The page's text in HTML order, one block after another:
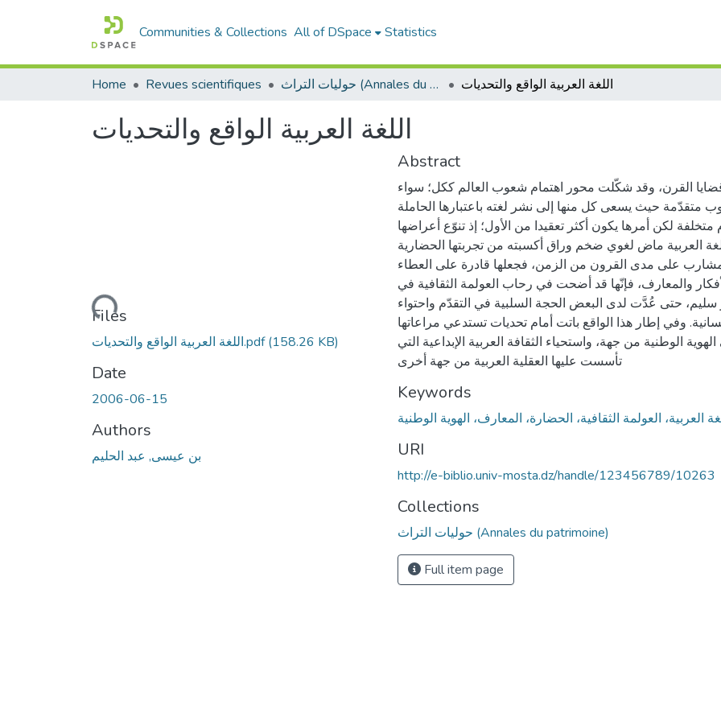
Communities & Collections All of DSpace Statistics
Home Revues scientifiques حوليات التراث (Annales du patrimoine) اللغة العربية الواقع والتحديات
اللغة العربية الواقع والتحديات
Loading...
Files
اللغة العربية الواقع والتحديات.pdf(158.26 KB)
Date
2006-06-15
Authors
بن عيسى, عبد الحليم
Abstract
القرن، وقد شكّلت محور اهتمام شعوب العالم ككل؛ سواء
متقدّمة حيث يسعى كل منها إلى نشر لغته باعتبارها الحاملة
متخلفة لكن أمرها يكون أكثر تعقيدا من الأول؛ إذ تنوّع أعراضها
العربية ماض لغوي ضخم وراق أكسبته من تجربتها الحضارية
على مدى القرون من الزمن، فجعلها قادرة على العطاء
والمعارف، فإنّها قد أضحت في رحاب العولمة الثقافية في
حتى عُدَّت لدى البعض الحجة السلبية في التقدّم واحتواء
وفي إطار هذا الواقع باتت أمام تحديات تستدعي مراعاتها
الوطنية من جهة، واستحياء الثقافة العربية الإبداعية التي
تأسست عليها العقلية العربية من جهة أخرى
Keywords
العربية، العولمة الثقافية، الحضارة، المعارف، الهوية الوطنية
URI
http://e-biblio.univ-mosta.dz/handle/123456789/10263
Collections
حوليات التراث (Annales du patrimoine)
Full item page